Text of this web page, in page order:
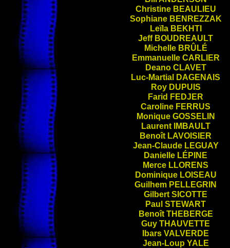
Christine BEAULIEU
Sophiane BENREZZAK
Leïla BEKHTI
Jeff BOUDREAULT
Michelle BRÛLÉ
Emmanuelle CARLIER
Deano CLAVET
Luc-Martial DAGENAIS
Roy DUPUIS
Farid FEDJER
Caroline FERRUS
Monique GOSSELIN
Laurent IMBAULT
Benoît LAVOISIER
Jean-Claude LEGUAY
Danielle LÉPINE
Merce LLORENS
Dominique LOISEAU
Guilhem PELLEGRIN
Gilbert SICOTTE
Paul STEWART
Benoît THEBERGE
Guy THAUVETTE
Ibars VALVERDE
Jean-Loup YALE